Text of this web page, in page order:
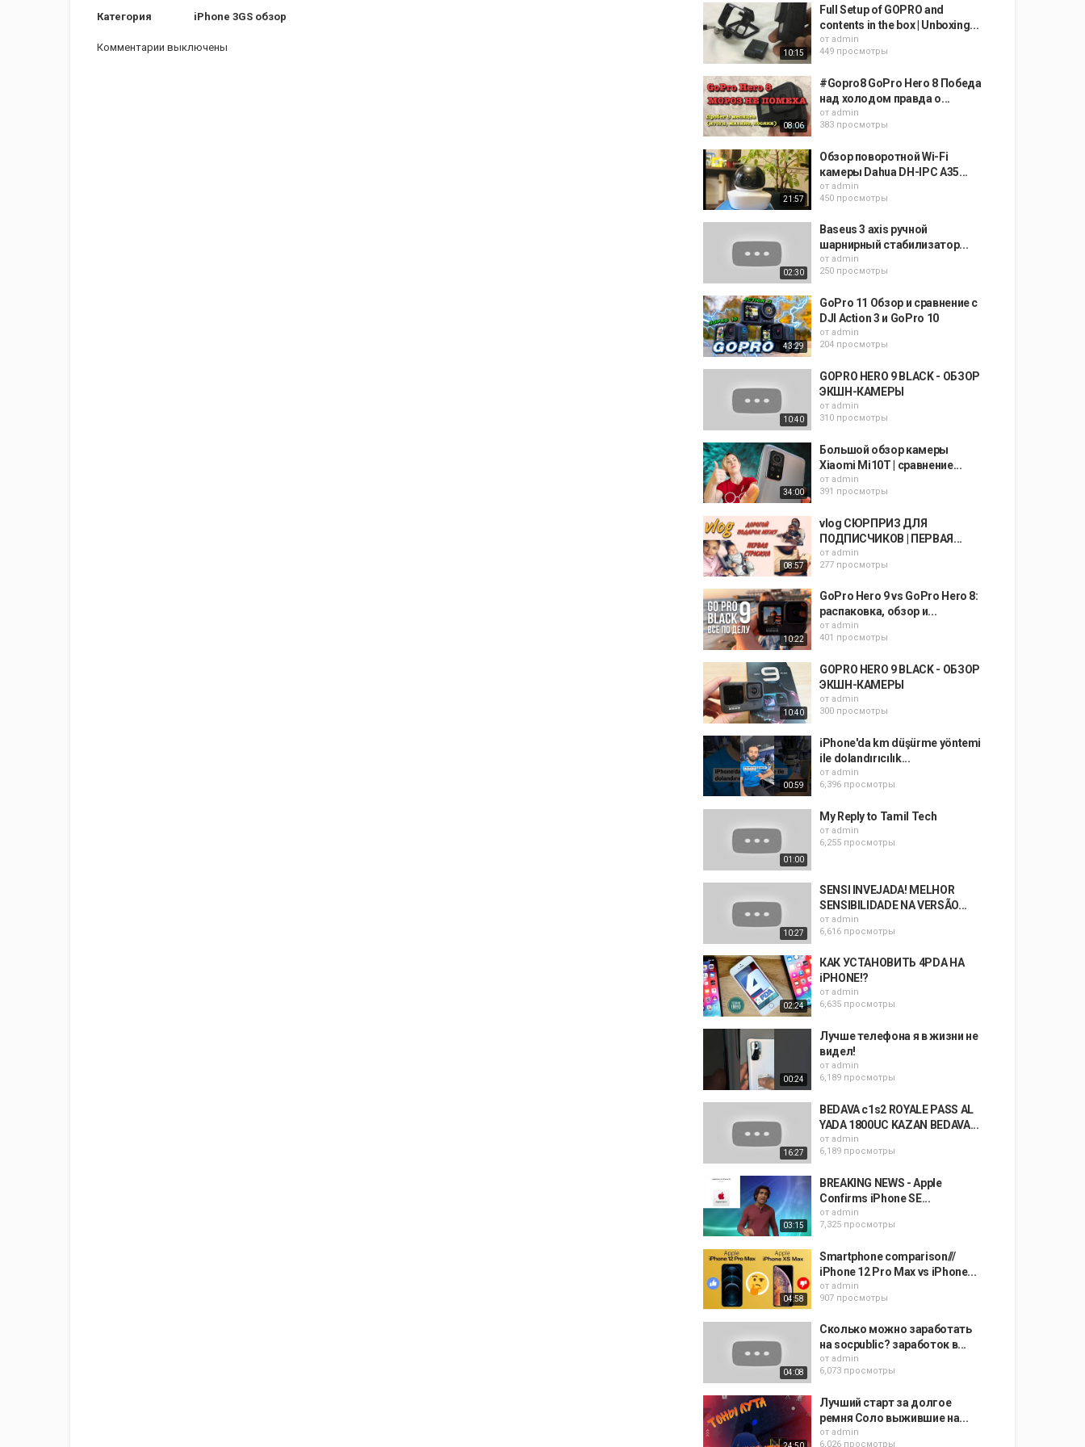
Категория iPhone 3GS обзор
Комментарии выключены 10:15
Full Setup of GOPRO and
contents in the box | Unboxing...
от admin
449 просмотры
08:06
#Gopro8 GoPro Hero 8 Победа
над холодом правда о...
от admin
383 просмотры
21:57
Обзор поворотной Wi-Fi
камеры Dahua DH-IPC A35...
от admin
450 просмотры
02:30
Baseus 3 axis ручной
шарнирный стабилизатор...
от admin
250 просмотры
43:29
GoPro 11 Обзор и сравнение с
DJI Action 3 и GoPro 10
от admin
204 просмотры
10:40
GOPRO HERO 9 BLACK - ОБЗОР
ЭКШН-КАМЕРЫ
от admin
310 просмотры
34:00
Большой обзор камеры
Xiaomi Mi10T | сравнение...
от admin
391 просмотры
08:57
vlog СЮРПРИЗ ДЛЯ
ПОДПИСЧИКОВ | ПЕРВАЯ...
от admin
277 просмотры
10:22
GoPro Hero 9 vs GoPro Hero 8:
распаковка, обзор и...
от admin
401 просмотры
10:40
GOPRO HERO 9 BLACK - ОБЗОР
ЭКШН-КАМЕРЫ
от admin
300 просмотры
00:59
iPhone'da km düşürme yöntemi
ile dolandırıcılık...
от admin
6,396 просмотры
01:00
My Reply to Tamil Tech
от admin
6,255 просмотры
10:27
SENSI INVEJADA! MELHOR
SENSIBILIDADE NA VERSÃO...
от admin
6,616 просмотры
02:24
КАК УСТАНОВИТЬ 4PDA НА
iPHONE!?
от admin
6,635 просмотры
00:24
Лучше телефона я в жизни не
видел!
от admin
6,189 просмотры
16:27
BEDAVA c1s2 ROYALE PASS AL
YADA 1800UC KAZAN BEDAVA...
от admin
6,189 просмотры
03:15
BREAKING NEWS - Apple
Confirms iPhone SE...
от admin
7,325 просмотры
04:58
Smartphone comparison///
iPhone 12 Pro Max vs iPhone...
от admin
907 просмотры
04:08
Сколько можно заработать
на socpublic? заработок в...
от admin
6,073 просмотры
Лучший старт за долгое
ремня Соло выжившие на...
от admin
6,026 просмотры